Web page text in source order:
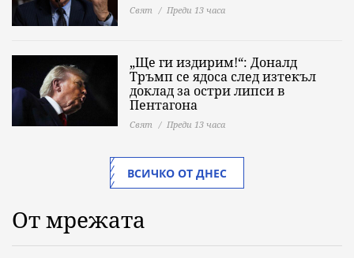
Свят Преди 13 часа
„Ще ги издирим!“: Доналд
Тръмп се ядоса след изтекъл
доклад за остри липси в
Пентагона
Свят Преди 13 часа
ВСИЧКО ОТ ДНЕС
От мрежата